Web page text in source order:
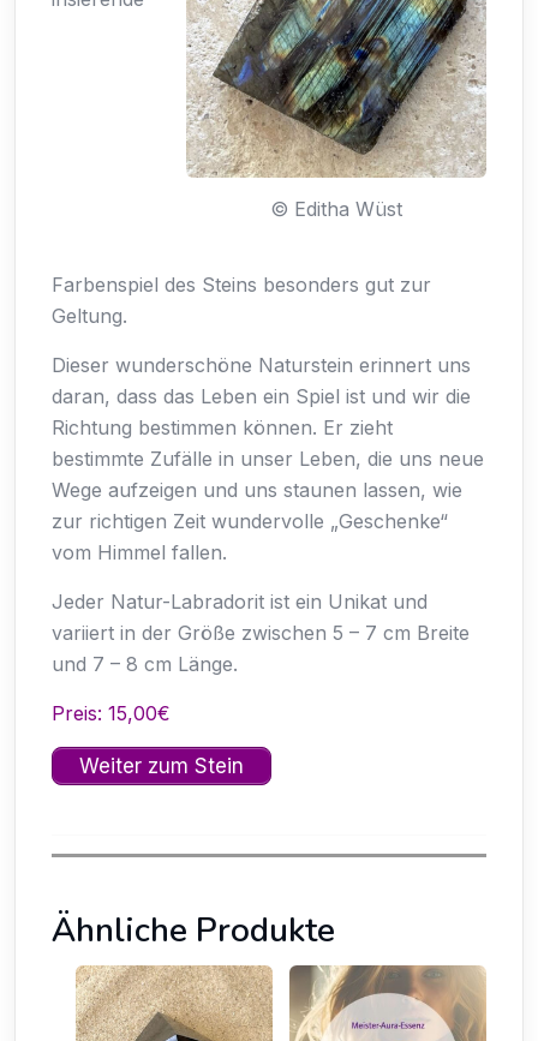
© Editha Wüst
Farbenspiel des Steins besonders gut zur
Geltung.
Dieser wunderschöne Naturstein erinnert uns
daran, dass das Leben ein Spiel ist und wir die
Richtung bestimmen können. Er zieht
bestimmte Zufälle in unser Leben, die uns neue
Wege aufzeigen und uns staunen lassen, wie
zur richtigen Zeit wundervolle „Geschenke“
vom Himmel fallen.
Jeder Natur-Labradorit ist ein Unikat und
variiert in der Größe zwischen 5 – 7 cm Breite
und 7 – 8 cm Länge.
Preis: 15,00€
Weiter zum Stein
Ähnliche Produkte